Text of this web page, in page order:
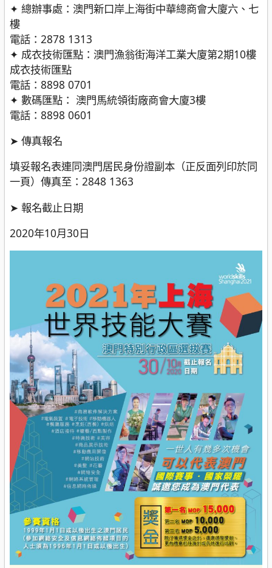
✦ 總辦事處：澳門新口岸上海街中華總商會大廈六、七
樓
電話：2878 1313
✦ 成衣技術匯點：澳門漁翁街海洋工業大廈第2期10樓
成衣技術匯點
電話：8898 0701
✦ 數碼匯點： 澳門馬統領街廠商會大廈3樓
電話：8898 0601
➤ 傳真報名
填妥報名表連同澳門居民身份證副本（正反面列印於同
一頁）傳真至：2848 1363
➤ 報名截止日期
2020年10月30日